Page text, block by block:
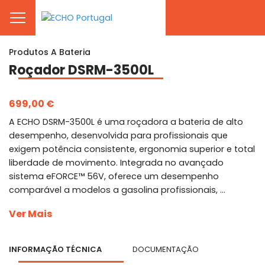
Produtos A Bateria
Roçador DSRM-3500L
699,00 €
A ECHO DSRM-3500L é uma roçadora a bateria de alto
desempenho, desenvolvida para profissionais que
exigem potência consistente, ergonomia superior e total
liberdade de movimento. Integrada no avançado
sistema eFORCE™ 56V, oferece um desempenho
comparável a modelos a gasolina profissionais, ...
Ver Mais
INFORMAÇÃO TÉCNICA DOCUMENTAÇÃO